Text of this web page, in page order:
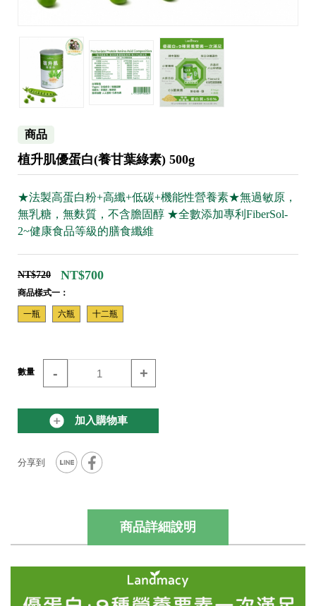
商品
植升肌優蛋白(養甘葉綠素) 500g
★法製高蛋白粉+高纖+低碳+機能性營養素★無過敏原，
無乳糖，無麩質，不含膽固醇 ★全數添加專利FiberSol-
2~健康食品等級的膳食纖維
NT$720 NT$700
商品樣式一：
一瓶 六瓶 十二瓶
數量 - +
加入購物車
商品詳細說明